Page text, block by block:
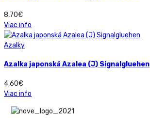
8,70€
Viac info
Azalky
Azalka japonská Azalea (J) Signalgluehen
4,60€
Viac info